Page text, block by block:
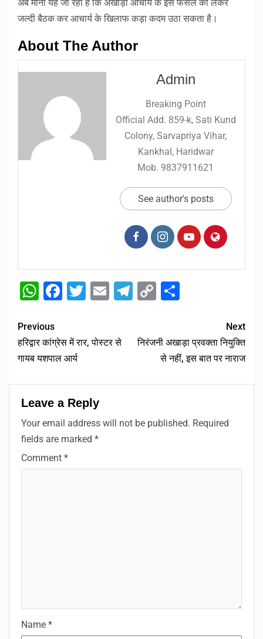
अब माना यह जा रहा है कि अखाड़ा आचार्य के इस फैसले को लेकर
जल्दी बैठक कर आचार्य के खिलाफ कड़ा कदम उठा सकता है।
About The Author
Admin
Breaking Point
Official Add. 859-k, Sati Kund
Colony, Sarvapriya Vihar,
Kankhal, Haridwar
Mob. 9837911621
See author's posts
WhatsApp
Facebook
Twitter
EmailTelegram
Copy
Previous
हरिद्वार कांग्रेस में रार, पोस्टर से
गायब यशपाल आर्य
Next
निरंजनी अखाड़ा प्रवक्ता नियुक्ति
से नहीं, इस बात पर नाराज
Leave a Reply
Your email address will not be published. Required
fields are marked *
Comment *
Name *